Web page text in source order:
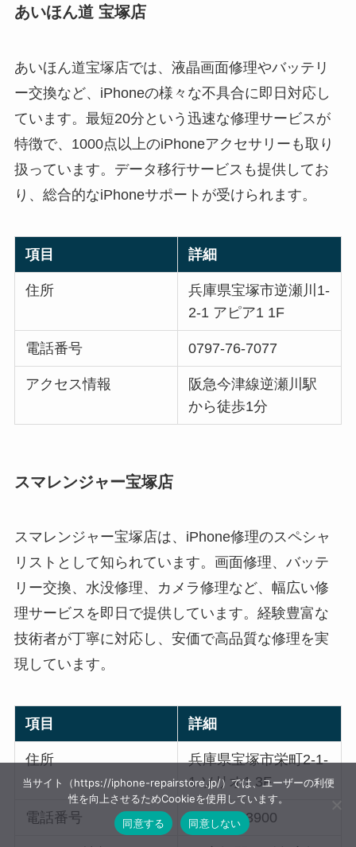
あいほん道 宝塚店
あいほん道宝塚店では、液晶画面修理やバッテリ
ー交換など、iPhoneの様々な不具合に即日対応し
ています。最短20分という迅速な修理サービスが
特徴で、1000点以上のiPhoneアクセサリーも取り
扱っています。データ移行サービスも提供してお
り、総合的なiPhoneサポートが受けられます。
項目 詳細
住所
兵庫県宝塚市逆瀬川1-
2-1 アピア1 1F
電話番号 0797-76-7077
アクセス情報
阪急今津線逆瀬川駅
から徒歩1分
スマレンジャー宝塚店
スマレンジャー宝塚店は、iPhone修理のスペシャ
リストとして知られています。画面修理、バッテ
リー交換、水没修理、カメラ修理など、幅広い修
理サービスを即日で提供しています。経験豊富な
技術者が丁寧に対応し、安価で高品質な修理を実
現しています。
項目 詳細
住所
兵庫県宝塚市栄町2-1-
1 ソリオ1 3F
電話番号 0797-85-3900
当サイト（https://iphone-repairstore.jp/）では、ユーザーの利便
性を向上させるためCookieを使用しています。
同意する
同意しない